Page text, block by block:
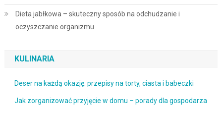
Dieta jabłkowa – skuteczny sposób na odchudzanie i
oczyszczanie organizmu
KULINARIA
Deser na każdą okazję: przepisy na torty, ciasta i babeczki
Jak zorganizować przyjęcie w domu – porady dla gospodarza